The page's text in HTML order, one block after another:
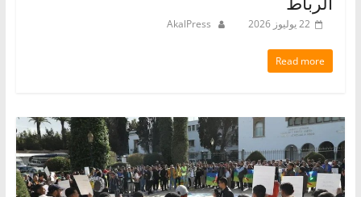
22 يوليوز 2026 AkalPress
Read more